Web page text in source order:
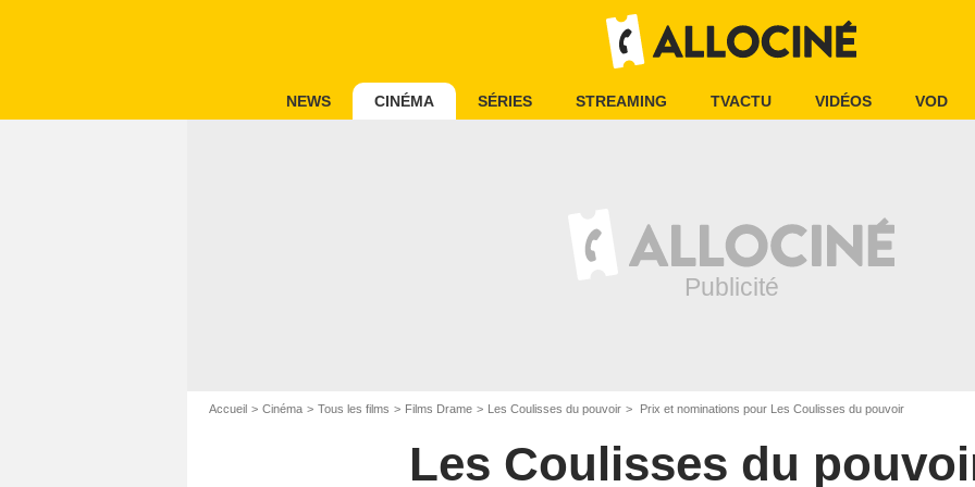
NEWS CINÉMA SÉRIES STREAMING TVACTU VIDÉOS VOD
Accueil Cinéma Tous les films Films Drame Les Coulisses du pouvoir Prix et nominations pour Les Coulisses du pouvoir
Les Coulisses du